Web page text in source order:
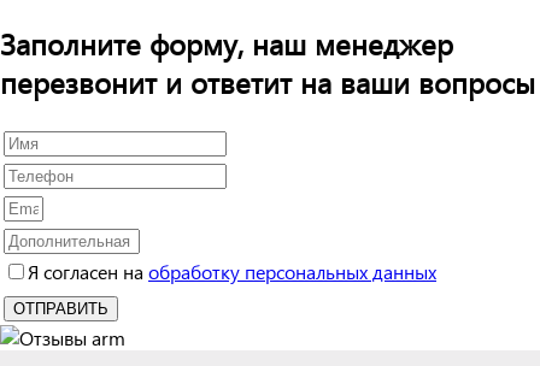
Заполните форму, наш менеджер
перезвонит и ответит на ваши вопросы
Я согласен на обработку персональных данных